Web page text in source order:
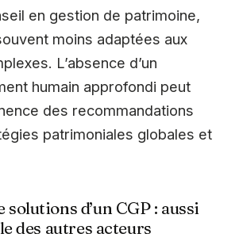
en gestion de patrimoine,
moins adaptées aux
L’absence d’un
humain approfondi peut
des recommandations
patrimoniales globales et
solutions d’un CGP : aussi
des autres acteurs